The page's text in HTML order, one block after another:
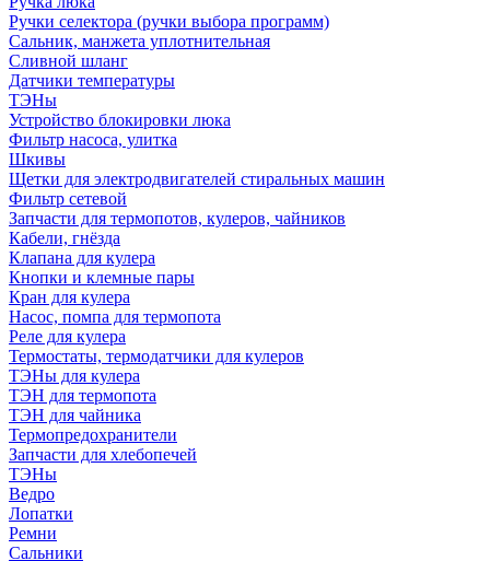
Ручки селектора (ручки выбора программ)
Сальник, манжета уплотнительная
Сливной шланг
Датчики температуры
ТЭНы
Устройство блокировки люка
Фильтр насоса, улитка
Шкивы
Щетки для электродвигателей стиральных машин
Фильтр сетевой
Запчасти для термопотов, кулеров, чайников
Кабели, гнёзда
Клапана для кулера
Кнопки и клемные пары
Кран для кулера
Насос, помпа для термопота
Реле для кулера
Термостаты, термодатчики для кулеров
ТЭНы для кулера
ТЭН для термопота
ТЭН для чайника
Термопредохранители
Запчасти для хлебопечей
ТЭНы
Ведро
Лопатки
Ремни
Сальники